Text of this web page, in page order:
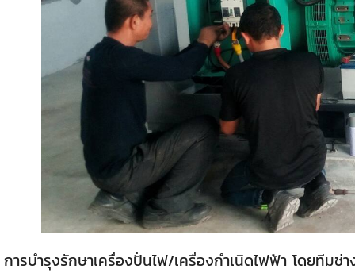
การบำรุงรักษาเครื่องปั่นไฟ/เครื่องกำเนิดไฟฟ้า โดยทีมช่า